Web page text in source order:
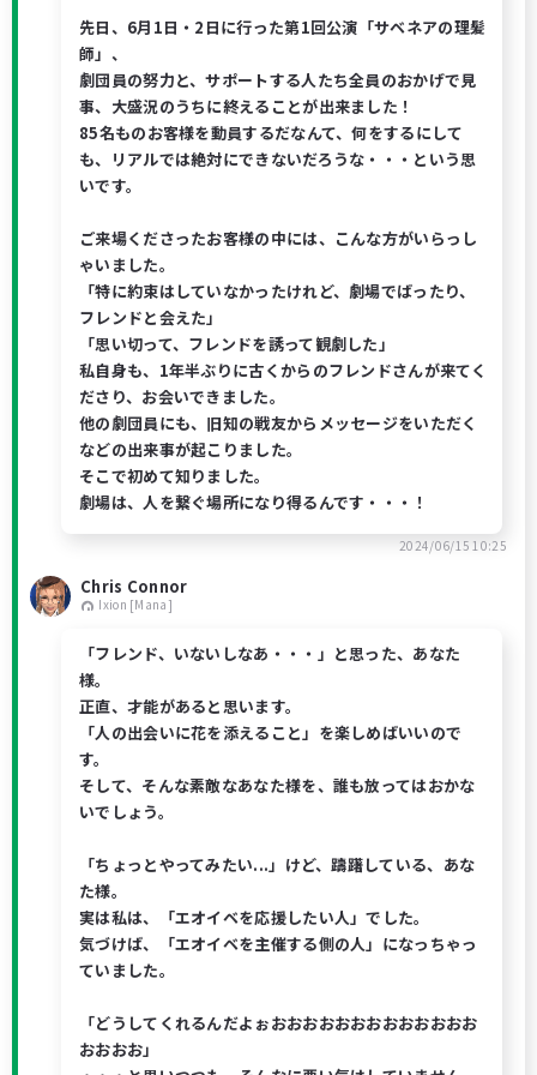
先日、6月1日・2日に行った第1回公演「サベネアの理髪
師」、
劇団員の努力と、サポートする人たち全員のおかげで見
事、大盛況のうちに終えることが出来ました！
85名ものお客様を動員するだなんて、何をするにして
も、リアルでは絶対にできないだろうな・・・という思
いです。
ご来場くださったお客様の中には、こんな方がいらっし
ゃいました。
「特に約束はしていなかったけれど、劇場でばったり、
フレンドと会えた」
「思い切って、フレンドを誘って観劇した」
私自身も、1年半ぶりに古くからのフレンドさんが来てく
ださり、お会いできました。
他の劇団員にも、旧知の戦友からメッセージをいただく
などの出来事が起こりました。
そこで初めて知りました。
劇場は、人を繋ぐ場所になり得るんです・・・！
2024/06/15 10:25
Chris Connor
Ixion [Mana]
「フレンド、いないしなあ・・・」と思った、あなた
様。
正直、才能があると思います。
「人の出会いに花を添えること」を楽しめばいいので
す。
そして、そんな素敵なあなた様を、誰も放ってはおかな
いでしょう。
「ちょっとやってみたい...」けど、躊躇している、あな
た様。
実は私は、「エオイベを応援したい人」でした。
気づけば、「エオイベを主催する側の人」になっちゃっ
ていました。
「どうしてくれるんだよぉおおおおおおおおおおおおお
おおおお」